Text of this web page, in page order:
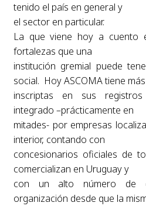
tenido el país en general y
el sector en particular.
La que viene hoy a cuento
fortalezas que una
institución gremial puede
social. Hoy ASCOMA tiene
inscriptas en sus
integrado –prácticamente en
mitades- por empresas
interior, contando con
concesionarios oficiales de
comercializan en Uruguay y
con un alto número de
organización desde que la